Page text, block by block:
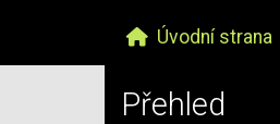
Úvodní strana
Přehled